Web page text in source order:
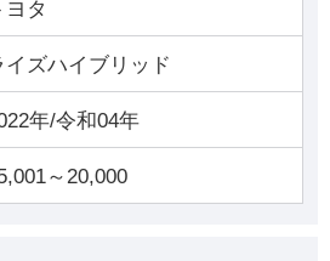
ヨタ
イズハイブリッド
年/令和04年
～20,000